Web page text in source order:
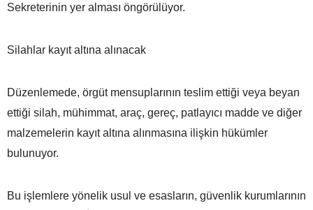
Sekreterinin yer alması öngörülüyor.
Silahlar kayıt altına alınacak
Düzenlemede, örgüt mensuplarının teslim ettiği veya beyan
ettiği silah, mühimmat, araç, gereç, patlayıcı madde ve diğer
malzemelerin kayıt altına alınmasına ilişkin hükümler
bulunuyor.
Bu işlemlere yönelik usul ve esasların, güvenlik kurumlarının